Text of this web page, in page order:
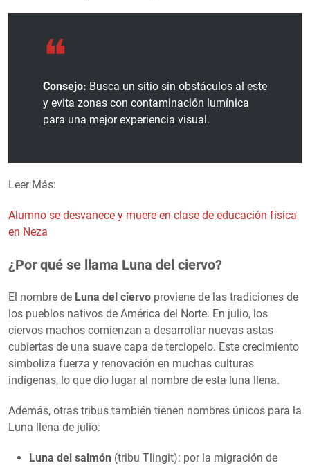
Consejo: Busca un sitio sin obstáculos al este
y evita zonas con contaminación lumínica
para una mejor experiencia visual.
Leer Más:
Alumno se desvanece y muere en clase de educación física
en Neza
¿Por qué se llama Luna del ciervo?
El nombre de Luna del ciervo proviene de las tradiciones de
los pueblos nativos de América del Norte. En julio, los
ciervos machos comienzan a desarrollar nuevas astas
cubiertas de una suave capa de terciopelo. Este crecimiento
simboliza fuerza y renovación en muchas culturas
indígenas, lo que dio lugar al nombre de esta luna llena.
Además, otras tribus también tienen nombres únicos para la
Luna llena de julio:
Luna del salmón (tribu Tlingit): por la migración de